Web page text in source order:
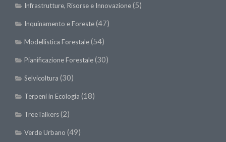
Pagina Congressi
Premi SISEF
XV Congresso (Sassari 2026)
XIV Congresso (Padova 2024)
Infrastrutture, Risorse e Innovazione(5)
Inquinamento e Foreste(47)
Modellistica Forestale(54)
Pianificazione Forestale(30)
Selvicoltura (30)
Terpeni in Ecologia (18)
TreeTalkers(2)
Verde Urbano (49)